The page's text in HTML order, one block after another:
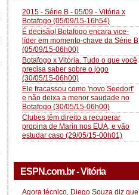
2015 - Série B - 05/09 - Vitória x
Botafogo (05/09/15-16h54)
É decisão! Botafogo encara vice-
líder em momento-chave da Série B
(05/09/15-06h00)
Botafogo x Vitória. Tudo o que você
precisa saber sobre o jogo
(30/05/15-06h00)
Ele fracassou como 'novo Seedorf'
e não deixa a menor saudade no
Botafogo (30/05/15-06h00)
Clubes têm direito a recuperar
propina de Marin nos EUA, e vão
estudar caso (29/05/15-00h01)
ESPN.com.br - Vitória
Agora técnico, Diego Souza diz que